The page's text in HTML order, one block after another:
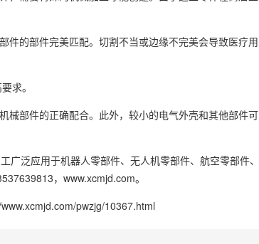
的部件完美匹配。切割不当或边缘不完美会导致医疗
求。
部件的正确配合。此外，较小的电气外壳和其他部件
广泛应用于机器人零部件、无人机零部件、航空零部件
，www.xcmjd.com。
pwzjg/10367.html